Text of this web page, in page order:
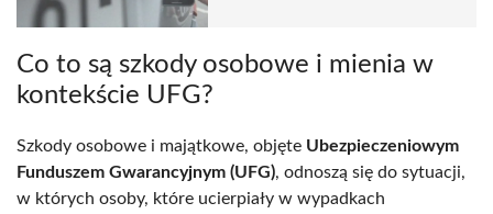
Co to są szkody osobowe i mienia w
kontekście UFG?
Szkody osobowe i majątkowe, objęte Ubezpieczeniowym
Funduszem Gwarancyjnym (UFG), odnoszą się do sytuacji,
w których osoby, które ucierpiały w wypadkach